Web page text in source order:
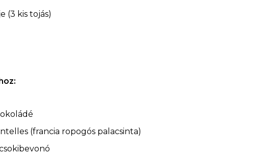
(3 kis tojás)
(francia ropogós palacsinta)